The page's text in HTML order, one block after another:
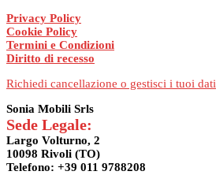
Privacy Policy
Cookie Policy
Termini e Condizioni
Diritto di recesso
Richiedi cancellazione o gestisci i tuoi dati
Sonia Mobili Srls
Sede Legale:
Largo Volturno, 2
10098 Rivoli (TO)
Telefono: +39 011 9788208